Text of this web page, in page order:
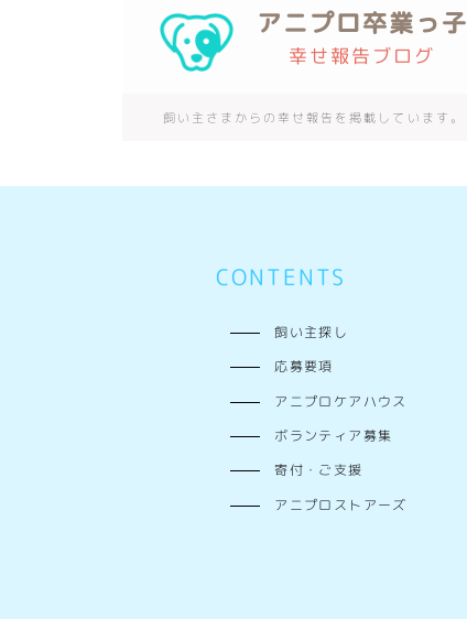
アニプロ卒業っ子
幸せ報告ブログ
飼い主さまからの幸せ報告を掲載しています。
CONTENTS
飼い主探し
応募要項
アニプロケアハウス
ボランティア募集
寄付・ご支援
アニプロストアーズ